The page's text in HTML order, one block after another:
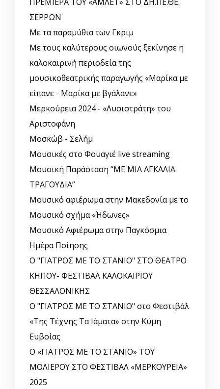
ΣΕΡΡΩΝ
Με τα παραμύθια των Γκριμ
Με τους καλύτερους οιωνούς ξεκίνησε η
καλοκαιρινή περιοδεία της
μουσικοθεατρικής παραγωγής «Μαρίκα με
είπανε - Μαρίκα με βγάλανε»
Μερκούρεια 2024 - «Λυσιστράτη» του
Αριστοφάνη
Μοσκώβ - Σελήμ
Μουσικές στο Φουαγιέ live streaming
Μουσική Παράσταση “ΜΕ ΜΙΑ ΑΓΚΑΛΙΑ
ΤΡΑΓΟΥΔΙΑ”
Μουσικό αφιέρωμα στην Μακεδονία με το
Μουσικό σχήμα «Ήδωνες»
Μουσικό Αφιέρωμα στην Παγκόσμια
Ημέρα Ποίησης
Ο "ΓΙΑΤΡΟΣ ΜΕ ΤΟ ΣΤΑΝΙΟ" ΣΤΟ ΘΕΑΤΡΟ
ΚΗΠΟΥ- ΦΕΣΤΙΒΑΛ ΚΑΛΟΚΑΙΡΙΟΥ
ΘΕΣΣΑΛΟΝΙΚΗΣ
Ο "ΓΙΑΤΡΟΣ ΜΕ ΤΟ ΣΤΑΝΙΟ" στο Φεστιβάλ
«Της Τέχνης Τα Ιάματα» στην Κύμη
Ευβοίας
Ο «ΓΙΑΤΡΟΣ ΜΕ ΤΟ ΣΤΑΝΙΟ» ΤΟΥ
ΜΟΛΙΕΡΟΥ ΣΤΟ ΦΕΣΤΙΒΑΛ «ΜΕΡΚΟΥΡΕΙΑ»
2025